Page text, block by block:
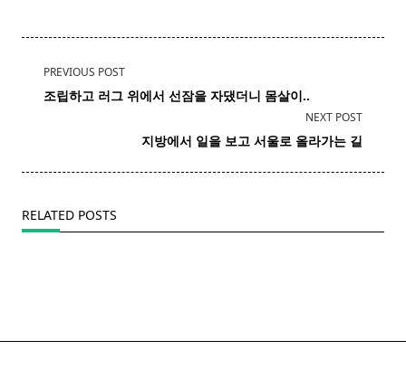
<span
class="nav-
text">Page</span>
PREVIOUS POST
조립하고 러그 위에서 선잠을 자댔더니 몸살이..
NEXT POST
지방에서 일을 보고 서울로 올라가는 길
RELATED POSTS